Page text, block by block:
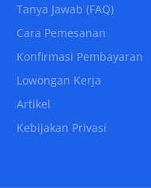
Tanya Jawab (FAQ)
Cara Pemesanan
Konfirmasi Pembayaran
Lowongan Kerja
Artikel
Kebijakan Privasi